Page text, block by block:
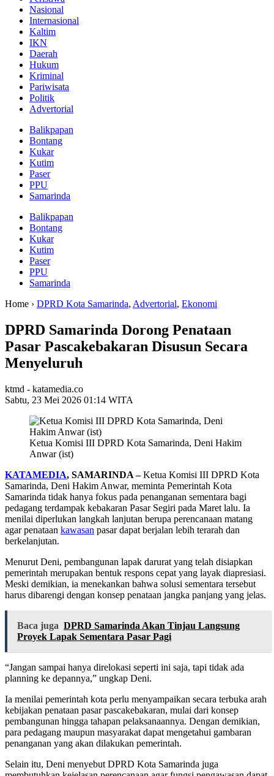
Nasional
Internasional
Kaltim
IKN
Daerah
Hukum
Kriminal
Pariwisata
Politik
Advertorial
Balikpapan
Bontang
Kukar
Kutim
Paser
PPU
Samarinda
Balikpapan
Bontang
Kukar
Kutim
Paser
PPU
Samarinda
Home › DPRD Kota Samarinda, Advertorial, Ekonomi
DPRD Samarinda Dorong Penataan
Pasar Pascakebakaran Disusun Secara
Menyeluruh
ktmd - katamedia.co
Sabtu, 23 Mei 2026 01:14 WITA
Ketua Komisi III DPRD Kota Samarinda, Deni Hakim
Anwar (ist)
KATAMEDIA, SAMARINDA –Ketua Komisi III DPRD Kota
Samarinda, Deni Hakim Anwar, meminta Pemerintah Kota
Samarinda tidak hanya fokus pada penanganan sementara bagi
pedagang terdampak kebakaran Pasar Segiri pada Maret lalu. Ia
menilai diperlukan langkah lanjutan berupa perencanaan matang
agar penataan kawasan pasar dapat berjalan lebih terarah dan
berkelanjutan.
Menurut Deni, pembangunan lapak darurat yang telah disiapkan
pemerintah merupakan bentuk respons cepat yang layak diapresiasi.
Meski demikian, ia menekankan bahwa solusi sementara tersebut
harus dibarengi dengan konsep penataan jangka panjang yang jelas.
Baca juga DPRD Samarinda Akan Tinjau Langsung
Proyek Lapak Sementara Pasar Pagi
“Jangan sampai hanya direlokasi seperti ini saja, tapi tidak ada
planning ke depannya,” ungkap Deni.
Ia menilai pemerintah kota perlu menyampaikan secara terbuka arah
kebijakan penataan pasar pascakebakaran, mulai dari konsep
pembangunan hingga tahapan pelaksanaannya. Dengan demikian,
para pedagang maupun masyarakat dapat mengetahui gambaran
penanganan yang akan dilakukan pemerintah.
Selain itu, Deni menyebut DPRD Kota Samarinda juga